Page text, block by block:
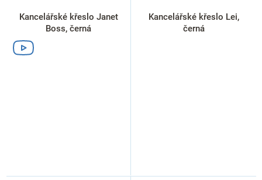
Kancelářské křeslo Janet
Boss, černá
Kancelářské křeslo Lei,
černá